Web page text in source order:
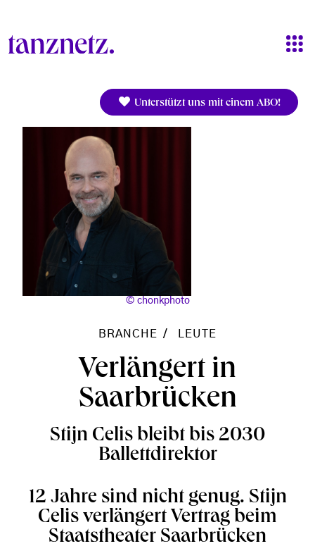
Unterstützt uns mit einem ABO!
chonkphoto
BRANCHE LEUTE
Verlängert in
Saarbrücken
Stijn Celis bleibt bis 2030
Ballettdirektor
12 Jahre sind nicht genug. Stijn
Celis verlängert Vertrag beim
Staatstheater Saarbrücken